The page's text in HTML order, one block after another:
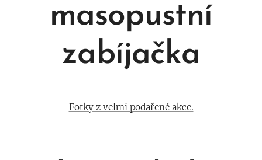
masopustní
zabíjačka
Fotky z velmi podařené akce.